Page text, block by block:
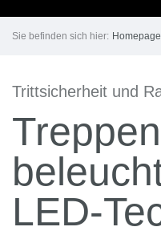
Sie befinden sich hier: Homepage
Trittsicherheit und
Treppen
LED-